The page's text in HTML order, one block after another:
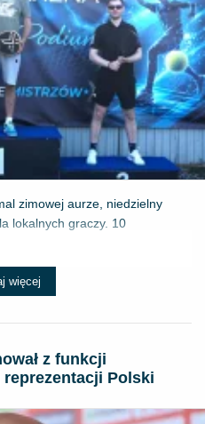
zimowej aurze, niedzielny
lokalnych graczy. 10
więcej
z funkcji
Polski